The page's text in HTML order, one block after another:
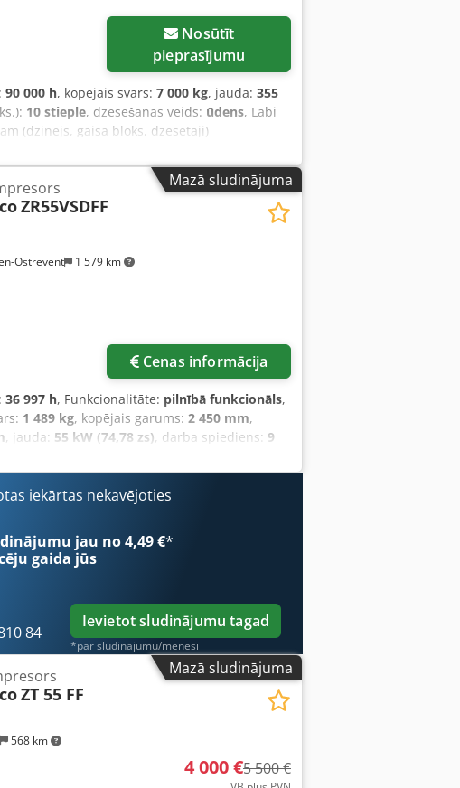
pieprasījumu
90 000 h, kopējais svars: 7 000 kg, jauda: 355
10 stieple, dzesēšanas veids: ūdens, Labi
(dzinējs, gaisa bloks, dzesētāji)
Mazā sludinājuma
Ostrevent 1 579 km
ZR55VSDFF
Cenas informācija
36 997 h, Funkcionalitāte: pilnībā funkcionāls,
1 489 kg, kopējais garums: 2 450 mm,
, jauda: 55 kW (74,78 zs), darba spiediens: 9
plāksnīte, kompresors, saspiesta
kompresors ir ideāls risinājums tiem, kuri
maksimālo darba spiedienu 9 bāri šis
enerģijas patēriņu, pateicoties VSD (mainīga
iekārtas nekavējoties
jau no 4,49 €*
gaida jūs
84
Ievietot sludinājumu tagad
*par sludinājumu/mēnesī
Mazā sludinājuma
568 km
ZT 55 FF
4 000 €5 500 €